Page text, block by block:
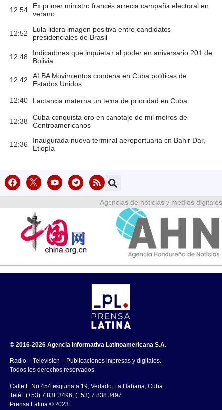
12:54
Ex primer ministro francés arrecia campaña electoral en
verano
12:52
Lula lidera imagen positiva entre candidatos
presidenciales de Brasil
12:48
Indicadores que inquietan al poder en aniversario 201 de
Bolivia
12:42
ALBA Movimientos condena en Cuba políticas de
Estados Unidos
12:40 Lactancia materna un tema de prioridad en Cuba
12:38
Cuba conquista oro en canotaje de mil metros de
Centroamericanos
12:36
Inaugurada nueva terminal aeroportuaria en Bahir Dar,
Etiopía
Agencias de noticias y medios digitales
© 2016-2026 Agencia Informativa Latinoamericana S.A.
Radio – Televisión – Publicaciones impresas y digitales.
Todos los derechos reservados.
Calle E No.454 esquina a 19, Vedado, La Habana, Cuba.
Teléf: (+53) 7 838 3496, (+53) 7 838 3497
Prensa Latina © 2023 .